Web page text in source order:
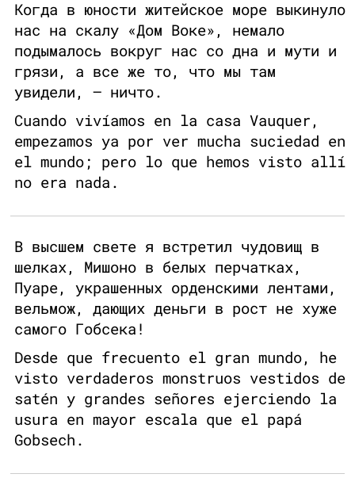
Когда в юности житейское море выкинуло
нас на скалу «Дом Воке», немало
подымалось вокруг нас со дна и мути и
грязи, а все же то, что мы там
увидели, — ничто.
Cuando vivíamos en la casa Vauquer,
empezamos ya por ver mucha suciedad en
el mundo; pero lo que hemos visto allí
no era nada.
В высшем свете я встретил чудовищ в
шелках, Мишоно в белых перчатках,
Пуаре, украшенных орденскими лентами,
вельмож, дающих деньги в рост не хуже
самого Гобсека!
Desde que frecuento el gran mundo, he
visto verdaderos monstruos vestidos de
satén y grandes señores ejerciendo la
usura en mayor escala que el papá
Gobsech.